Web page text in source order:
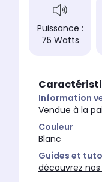
Puissance :
75 Watts
Information
Vendue à la
Couleur
Blanc
Guides et
découvrez